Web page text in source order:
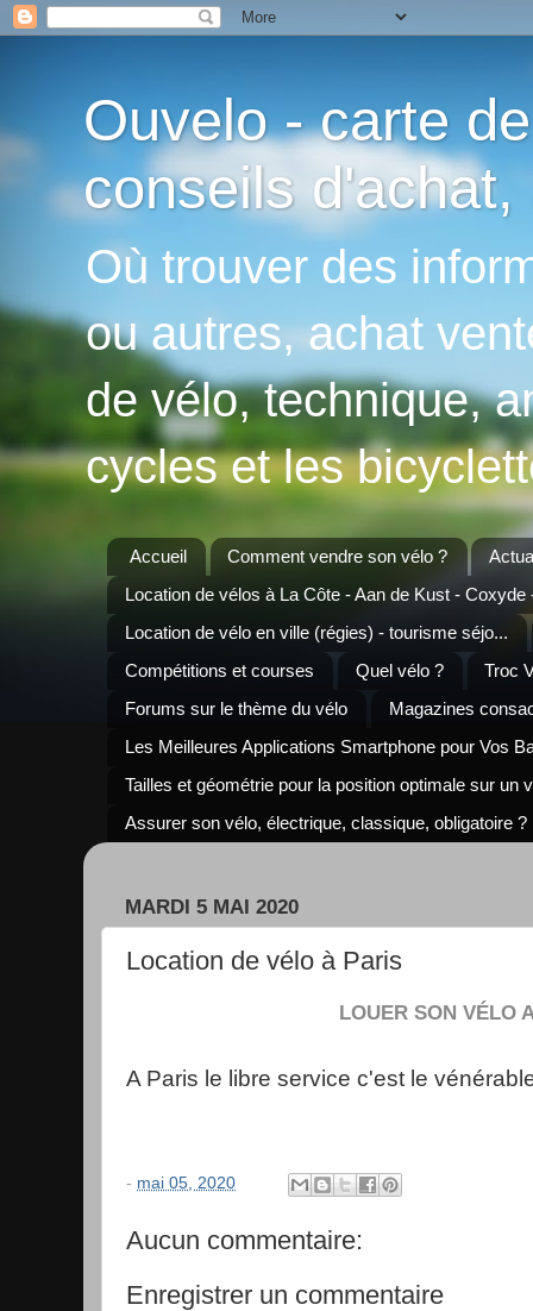
Ouvelo - carte
conseils
Où trouver des
ou autres, achat
de vélo, technique,
cycles et les
Accueil Comment vendre son vélo ?
Location de vélos à La Côte - Aan de Kust - Coxyde
Location de vélo en ville (régies) - tourisme séjo...
Compétitions et courses
Quel vélo ?
Troc
Forums sur le thème du vélo
Magazines
Les Meilleures Applications Smartphone pour Vos
Tailles et géométrie pour la position optimale sur un
Assurer son vélo, électrique, classique, obligatoire ?
MARDI 5 MAI 2020
Location de vélo à Paris
LOUER SON VÉLO
A Paris le libre service c'est le
- mai 05, 2020
Aucun commentaire:
Enregistrer un commentaire